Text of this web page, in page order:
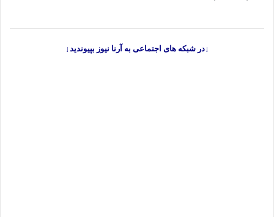
↓در شبکه های اجتماعی به آرنا نیوز بپیوندید↓